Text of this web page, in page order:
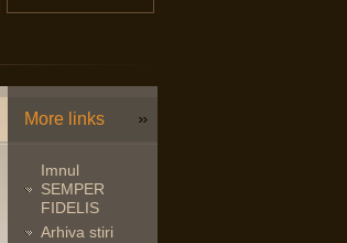
More links
Imnul
SEMPER
FIDELIS
Arhiva stiri